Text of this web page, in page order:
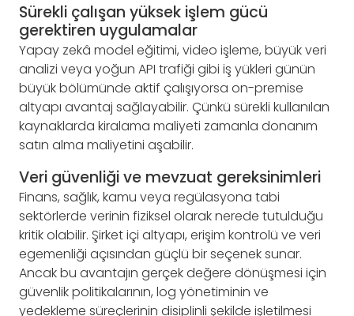
Sürekli çalışan yüksek işlem gücü
gerektiren uygulamalar
Yapay zekâ model eğitimi, video işleme, büyük veri
analizi veya yoğun API trafiği gibi iş yükleri günün
büyük bölümünde aktif çalışıyorsa on-premise
altyapı avantaj sağlayabilir. Çünkü sürekli kullanılan
kaynaklarda kiralama maliyeti zamanla donanım
satın alma maliyetini aşabilir.
Veri güvenliği ve mevzuat gereksinimleri
Finans, sağlık, kamu veya regülasyona tabi
sektörlerde verinin fiziksel olarak nerede tutulduğu
kritik olabilir. Şirket içi altyapı, erişim kontrolü ve veri
egemenliği açısından güçlü bir seçenek sunar.
Ancak bu avantajın gerçek değere dönüşmesi için
güvenlik politikalarının, log yönetiminin ve
yedekleme süreçlerinin disiplinli şekilde işletilmesi